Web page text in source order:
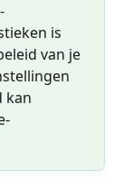
is
van je
kan